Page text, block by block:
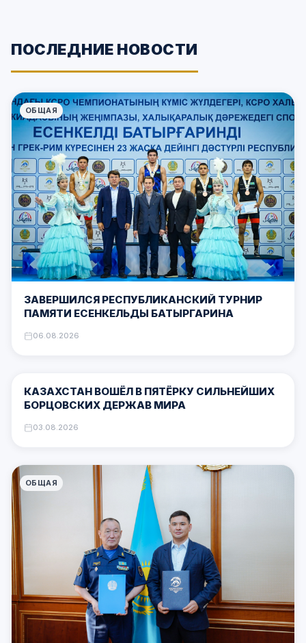
ПОСЛЕДНИЕ НОВОСТИ
ОБЩАЯ
ЗАВЕРШИЛСЯ РЕСПУБЛИКАНСКИЙ ТУРНИР
ПАМЯТИ ЕСЕНКЕЛЬДЫ БАТЫРГАРИНА
06.08.2026
ОБЩАЯ
КАЗАХСТАН ВОШЁЛ В ПЯТЁРКУ СИЛЬНЕЙШИХ
БОРЦОВСКИХ ДЕРЖАВ МИРА
03.08.2026